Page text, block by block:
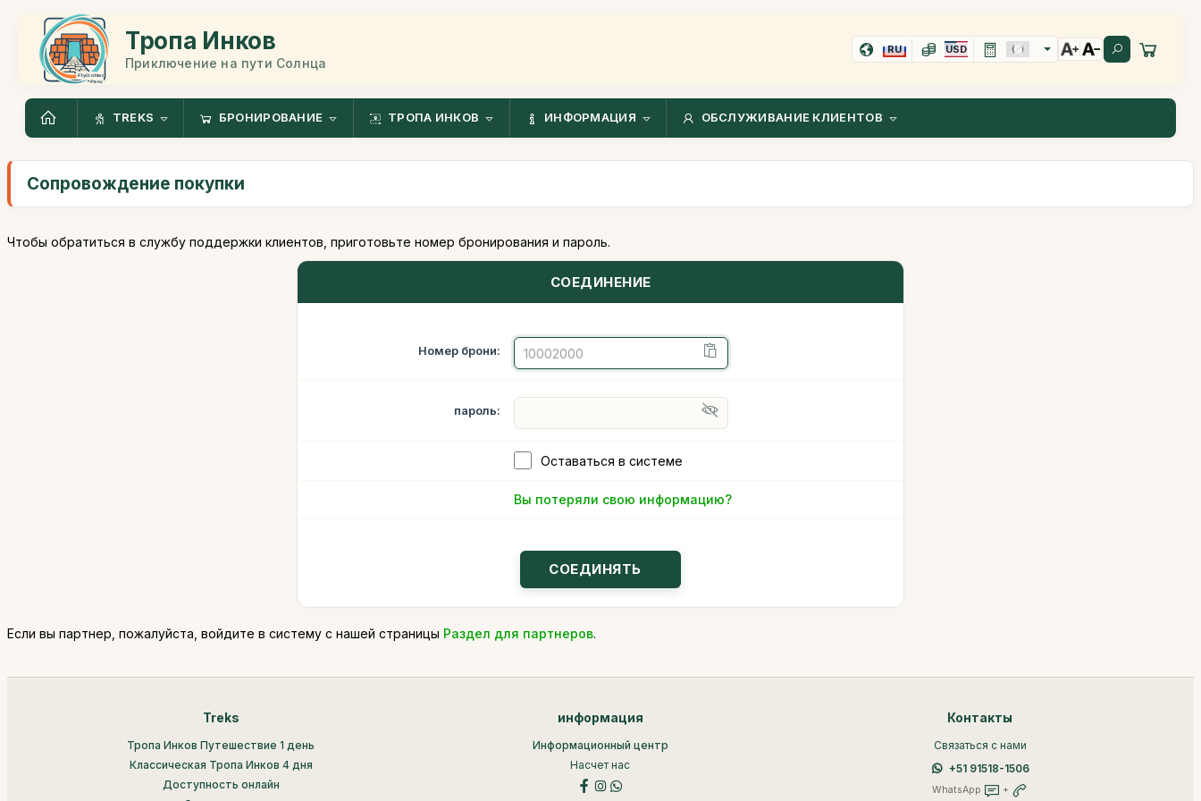
Тропа Инков
Приключение на пути Солнца
RU USD
TREKS БРОНИРОВАНИЕ ТРОПА ИНКОВ ИНФОРМАЦИЯ ОБСЛУЖИВАНИЕ КЛИЕНТОВ
Сопровождение покупки
Чтобы обратиться в службу поддержки клиентов, приготовьте номер бронирования и пароль.
СОЕДИНЕНИЕ
Номер брони:
пароль:
Оставаться в системе
Вы потеряли свою информацию?
Если вы партнер, пожалуйста, войдите в систему с нашей страницы Раздел для партнеров.
Treks
Тропа Инков Путешествие 1 день
Классическая Тропа Инков 4 дня
Доступность онлайн
информация
Информационный центр
Насчет нас
Контакты
Связаться с нами
+51 91518-1506
WhatsApp +